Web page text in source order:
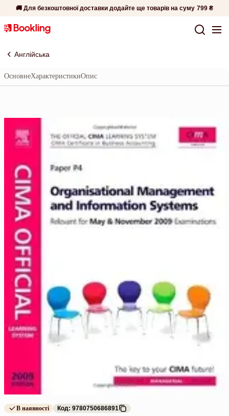
🚚 Для безкоштовної доставки додайте ще товарів на суму 799 ₴
Англійська
ОсновнеХарактеристикиОпис
В наявності Код: 9780750686891